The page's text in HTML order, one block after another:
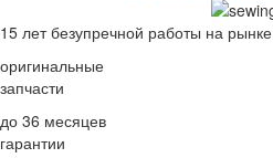
15 летбезупречной работы на рынке
оригинальные
запчасти
до 36 месяцев
гарантии